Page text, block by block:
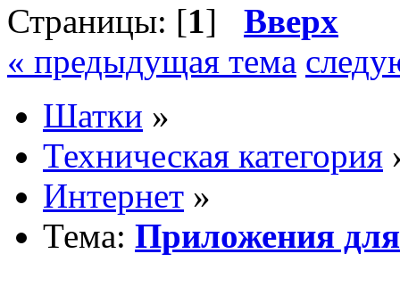
Страницы: [1] Вверх
« предыдущая тема
Шатки »
Техническая категория
Интернет »
Тема: Приложения